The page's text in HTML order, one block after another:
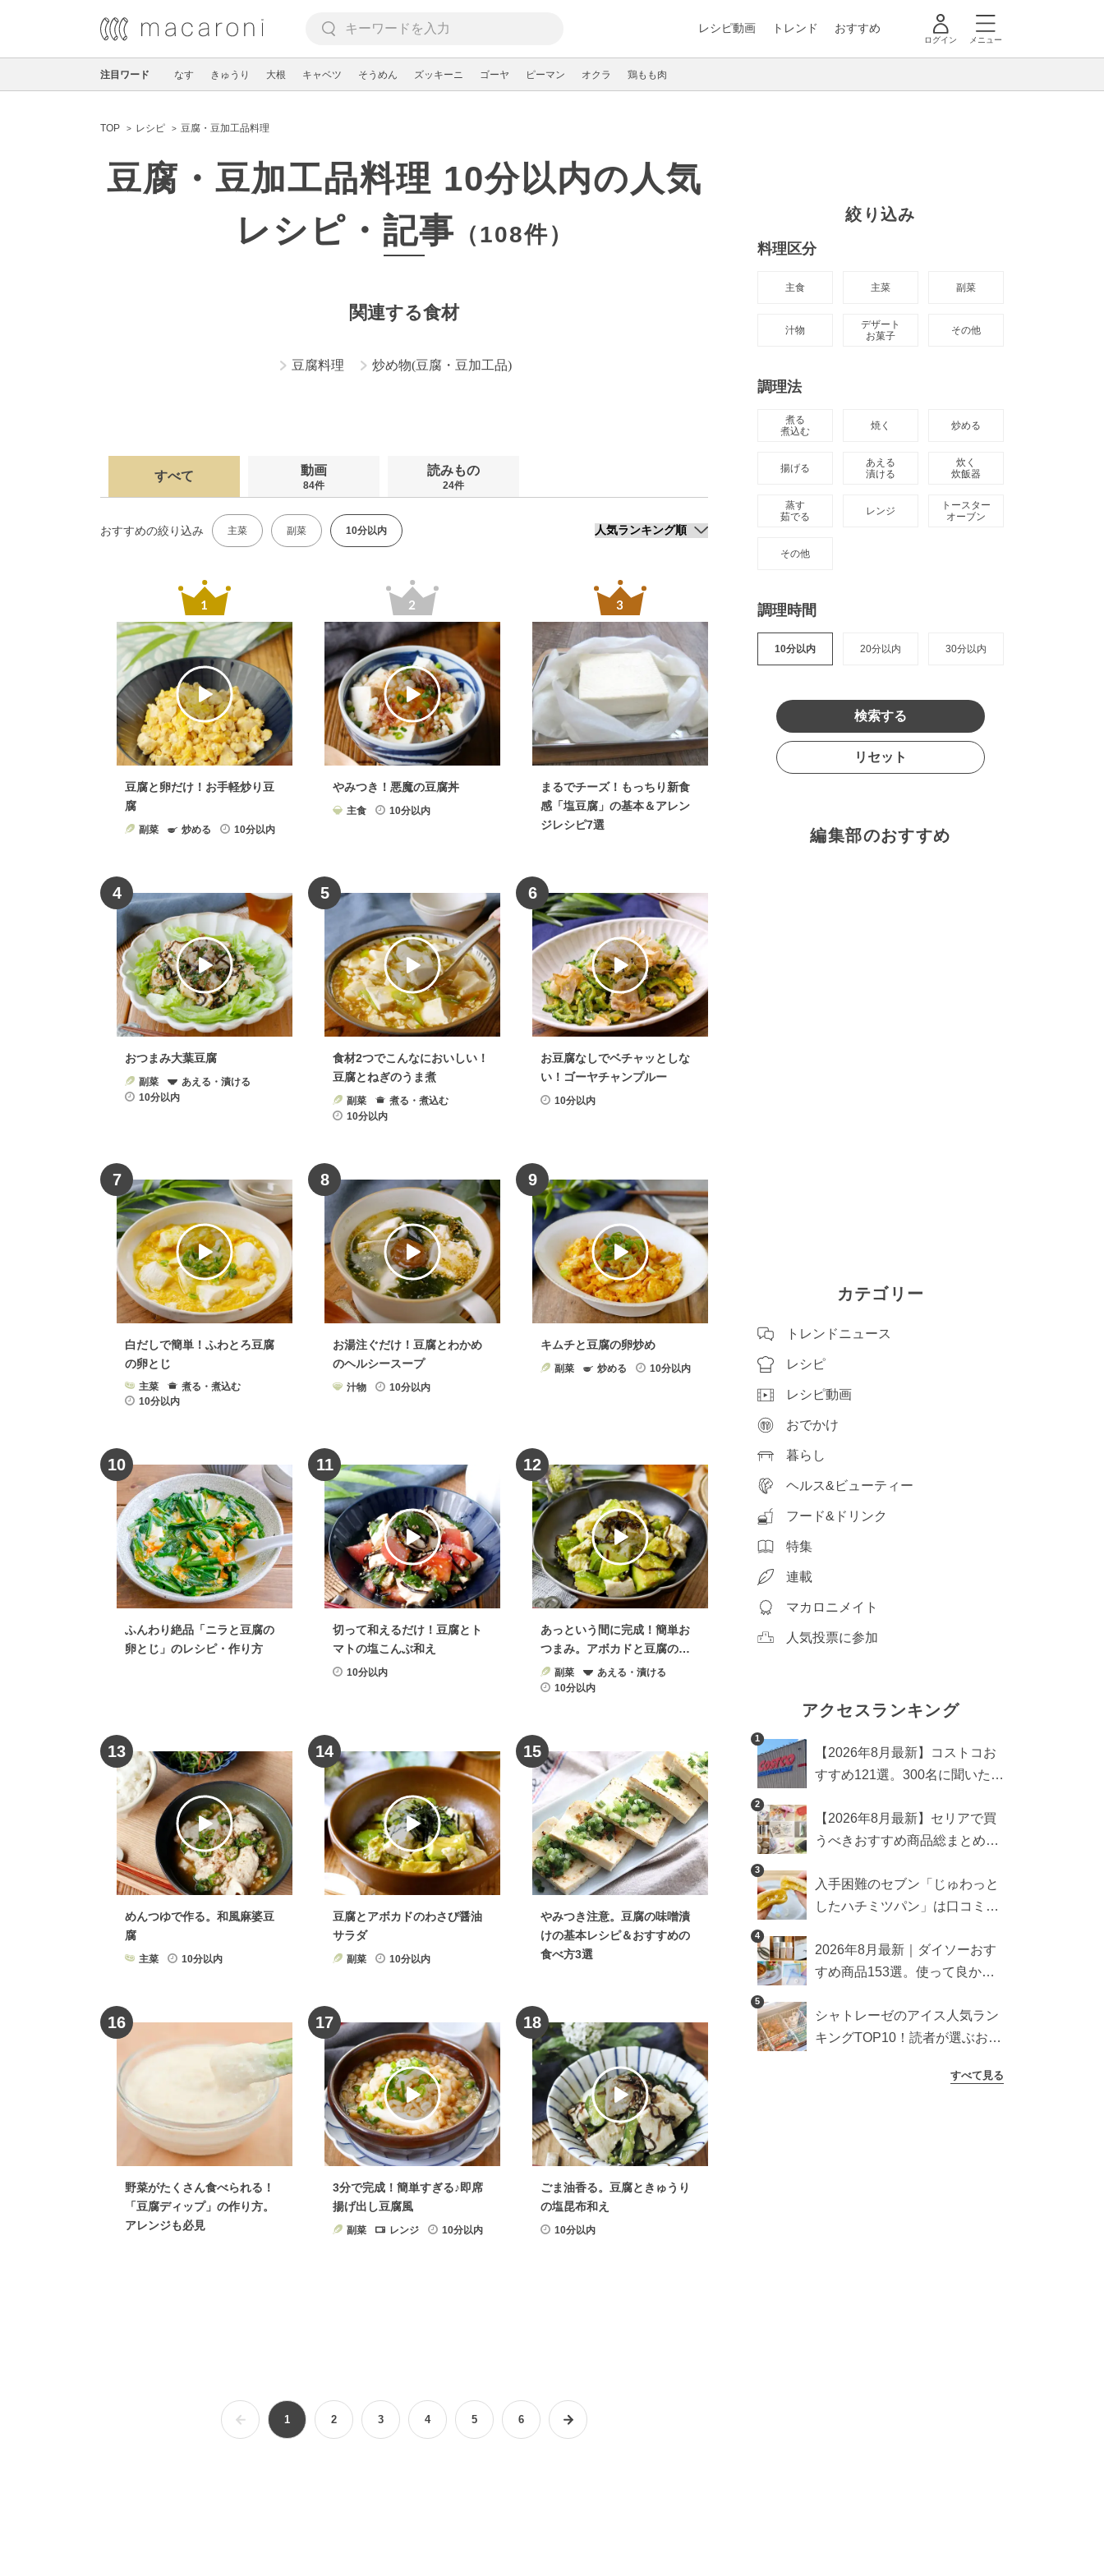
レシピ動画 トレンド おすすめ
ログイン メニュー
注目ワード なす きゅうり 大根 キャベツ そうめん ズッキーニ ゴーヤ ピーマン オクラ 鶏もも肉
TOP レシピ 豆腐・豆加工品料理
豆腐・豆加工品料理 10分以内の人気
レシピ・記事 （108件）
関連する食材
豆腐料理 炒め物(豆腐・豆加工品)
すべて 動画
84件
読みもの
24件
おすすめの絞り込み 主菜 副菜 10分以内
豆腐と卵だけ！お手軽炒り豆
腐
副菜 炒める 10分以内
やみつき！悪魔の豆腐丼
主食 10分以内
まるでチーズ！もっちり新食
感「塩豆腐」の基本＆アレン
ジレシピ7選
4
おつまみ大葉豆腐
副菜
あえる・漬ける
10分以内
5
食材2つでこんなにおいしい！
豆腐とねぎのうま煮
副菜
煮る・煮込む
10分以内
6
お豆腐なしでベチャッとしな
い！ゴーヤチャンプルー
10分以内
7
白だしで簡単！ふわとろ豆腐
の卵とじ
主菜
煮る・煮込む
10分以内
8
お湯注ぐだけ！豆腐とわかめ
のヘルシースープ
汁物 10分以内
9
キムチと豆腐の卵炒め
副菜 炒める 10分以内
10
ふんわり絶品「ニラと豆腐の
卵とじ」のレシピ・作り方
11
切って和えるだけ！豆腐とト
マトの塩こんぶ和え
10分以内
12
あっという間に完成！簡単お
つまみ。アボカドと豆腐のや
みつき塩昆布和え
副菜
あえる・漬ける
10分以内
13
めんつゆで作る。和風麻婆豆
腐
主菜 10分以内
14
豆腐とアボカドのわさび醤油
サラダ
副菜 10分以内
15
やみつき注意。豆腐の味噌漬
けの基本レシピ＆おすすめの
食べ方3選
16
野菜がたくさん食べられる！
「豆腐ディップ」の作り方。
アレンジも必見
17
3分で完成！簡単すぎる♪即席
揚げ出し豆腐風
副菜 レンジ 10分以内
18
ごま油香る。豆腐ときゅうり
の塩昆布和え
10分以内
1 2 3 4 5 6
絞り込み
料理区分
主食 主菜 副菜
汁物
デザート
お菓子
その他
調理法
煮る
煮込む
焼く 炒める
揚げる
あえる
漬ける
炊く
炊飯器
蒸す
茹でる
レンジ
トースター
オーブン
その他
調理時間
10分以内 20分以内 30分以内
検索する
リセット
編集部のおすすめ
カテゴリー
トレンドニュース
レシピ
レシピ動画
おでかけ
暮らし
ヘルス&ビューティー
フード&ドリンク
特集
連載
マカロニメイト
人気投票に参加
アクセスランキング
1
【2026年8月最新】コストコお
すすめ121選。300名に聞いた買
め商品も
2
【2026年8月最新】セリアで買
うべきおすすめ商品総まとめ。
3
入手困難のセブン「じゅわっと
したハチミツパン」は口コミ通
検証
4
2026年8月最新｜ダイソーおす
すめ商品153選。使って良かっ
5
シャトレーゼのアイス人気ラン
キングTOP10！読者が選ぶおす
すべて見る